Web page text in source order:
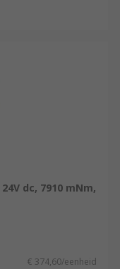
dc, 7910 mNm,
€ 374,60/eenheid